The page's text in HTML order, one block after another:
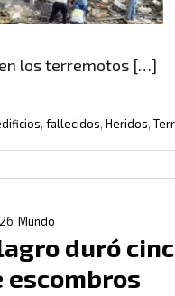
los terremotos […]
, fallecidos, Heridos,
Mundo
duró
escombros